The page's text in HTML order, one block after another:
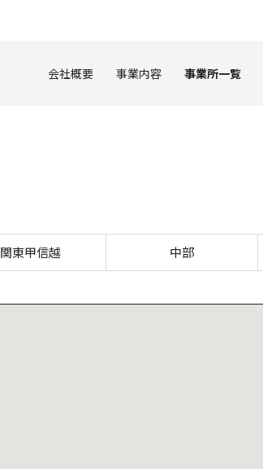
会社概要 事業内容 事業所一覧
小山営業所
関東甲信越 中部